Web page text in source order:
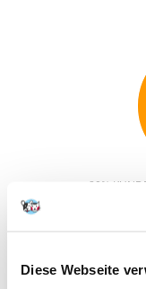
Diese Webseite
80%